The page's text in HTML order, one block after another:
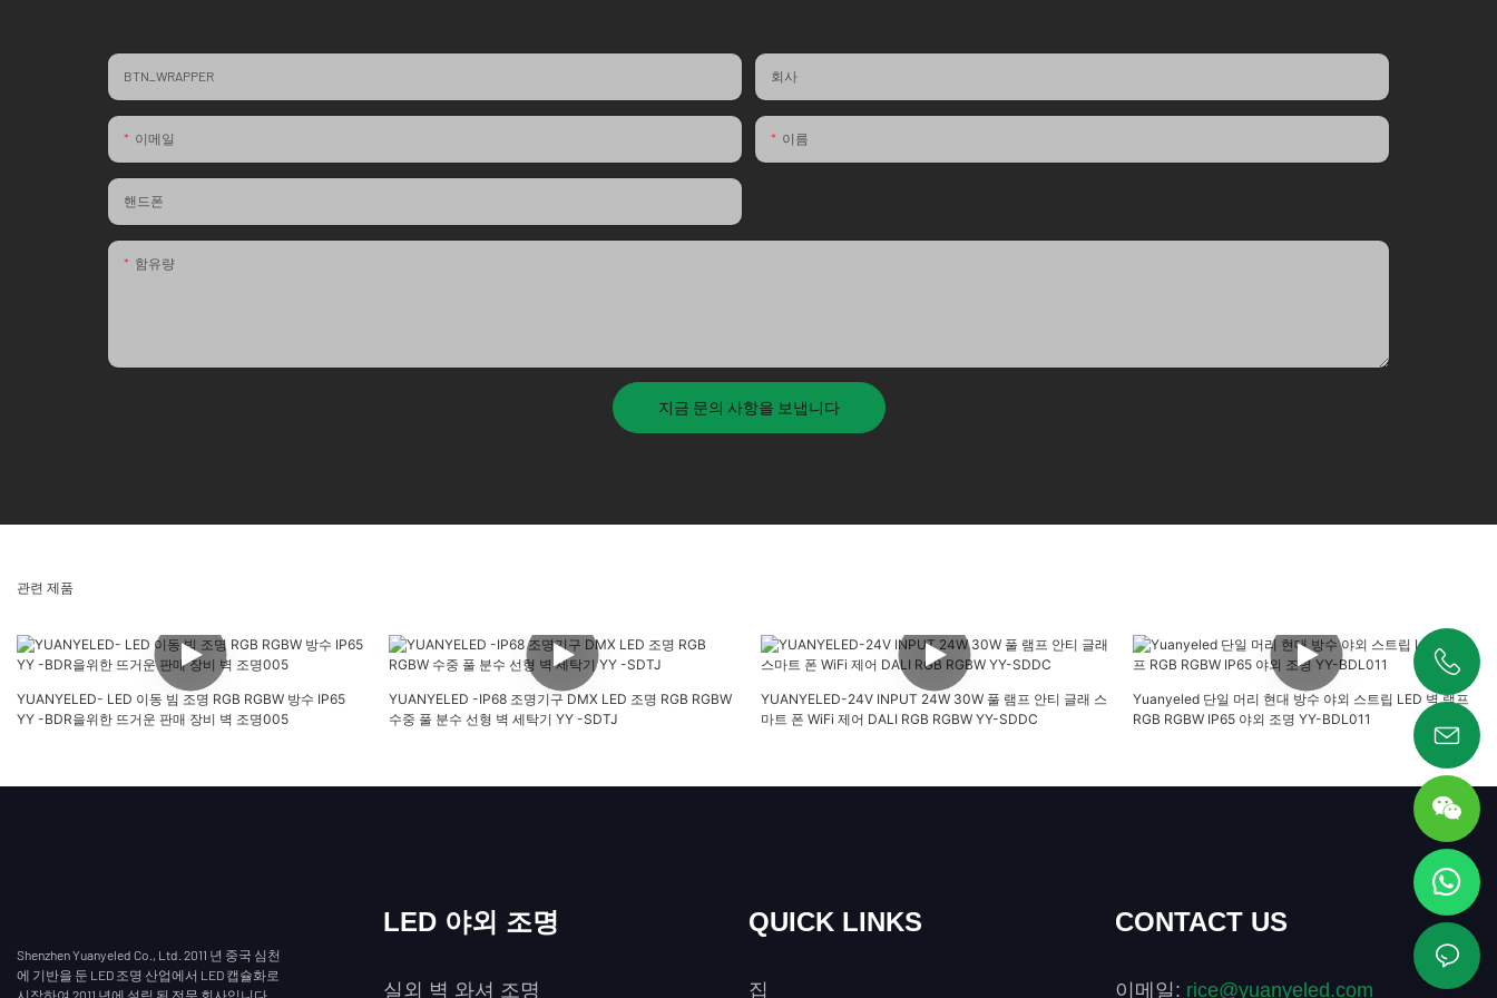
BTN_WRAPPER 회사
이메일 이름
핸드폰
함유량
지금 문의 사항을 보냅니다
관련 제품
YUANYELED- LED 이동 빔 조명 RGB RGBW 방수 IP65
YY -BDR을위한 뜨거운 판매 장비 벽 조명005
YUANYELED -IP68 조명기구 DMX LED 조명 RGB RGBW
수중 풀 분수 선형 벽 세탁기 YY -SDTJ
YUANYELED-24V INPUT 24W 30W 풀 램프 안티 글래 스
마트 폰 WiFi 제어 DALI RGB RGBW YY-SDDC
Yuanyeled 단일 머리 현대 방수 야외 스트립 LED 벽 램프
RGB RGBW IP65 야외 조명 YY-BDL011
Shenzhen Yuanyeled Co., Ltd. 2011 년 중국 심천
에 기반을 둔 LED 조명 산업에서 LED 캡슐화로
시작하여 2011 년에 설립 된 전문 회사입니다.
LED 야외 조명
실외 벽 와셔 조명
QUICK LINKS
집
CONTACT US
이메일: rice@yuanyeled.com